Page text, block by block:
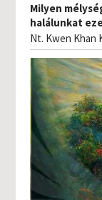
Milyen
halálunkat
Nt. Kwen Khan